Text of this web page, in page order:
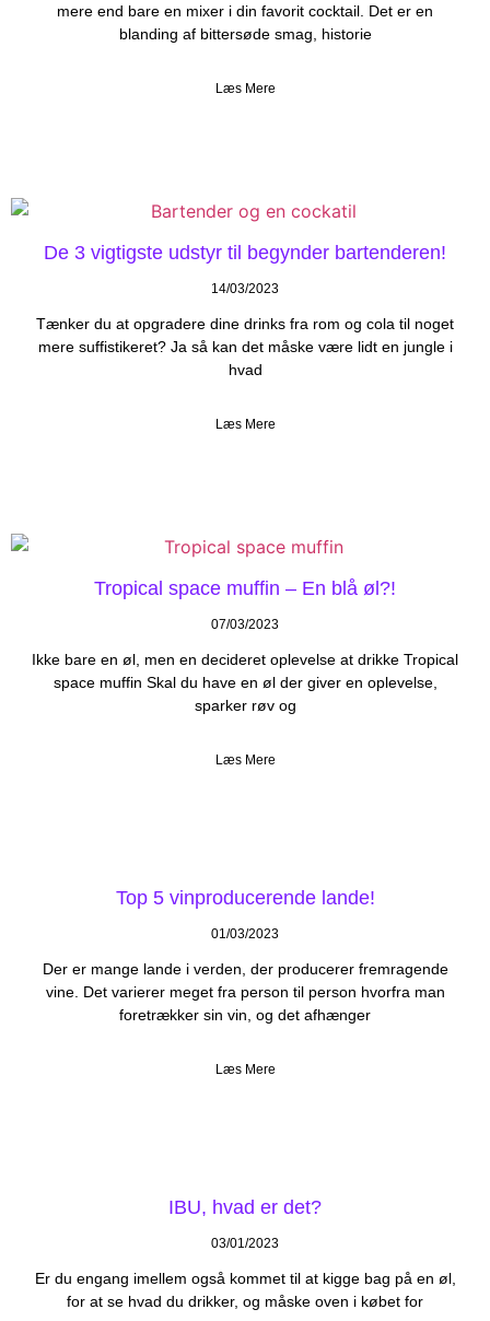
mere end bare en mixer i din favorit cocktail. Det er en
blanding af bittersøde smag, historie
Læs Mere
De 3 vigtigste udstyr til begynder bartenderen!
14/03/2023
Tænker du at opgradere dine drinks fra rom og cola til noget
mere suffistikeret? Ja så kan det måske være lidt en jungle i
hvad
Læs Mere
Tropical space muffin – En blå øl?!
07/03/2023
Ikke bare en øl, men en decideret oplevelse at drikke Tropical
space muffin Skal du have en øl der giver en oplevelse,
sparker røv og
Læs Mere
Top 5 vinproducerende lande!
01/03/2023
Der er mange lande i verden, der producerer fremragende
vine. Det varierer meget fra person til person hvorfra man
foretrækker sin vin, og det afhænger
Læs Mere
IBU, hvad er det?
03/01/2023
Er du engang imellem også kommet til at kigge bag på en øl,
for at se hvad du drikker, og måske oven i købet for